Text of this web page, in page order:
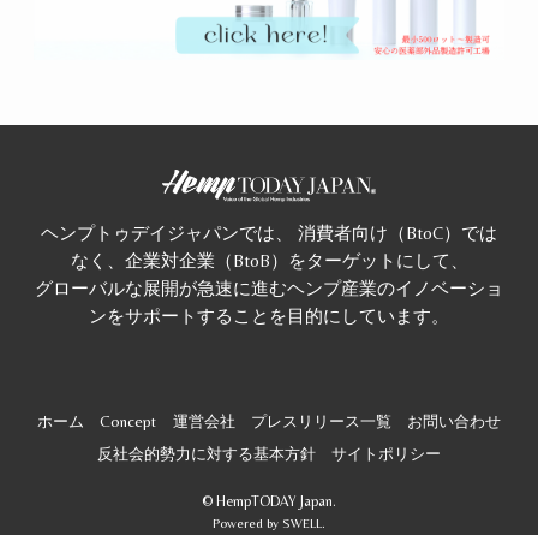
ヘンプトゥデイジャパンでは、 消費者向け（BtoC）では
なく、企業対企業（BtoB）をターゲットにして、
グローバルな展開が急速に進むヘンプ産業のイノベーショ
ンをサポートすることを目的にしています。
ホーム Concept 運営会社 プレスリリース一覧
お問い合わせ
反社会的勢力に対する基本方針
サイトポリシー
© HempTODAY Japan.
Powered by SWELL.